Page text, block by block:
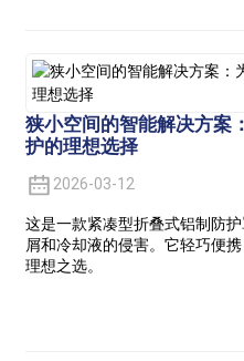
狭小空间的智能解决方案
护的理想选择
2026-03-12
这是一款紧凑型折叠式铝制防
屑和冷却液的侵害。它轻巧便
理想之选。